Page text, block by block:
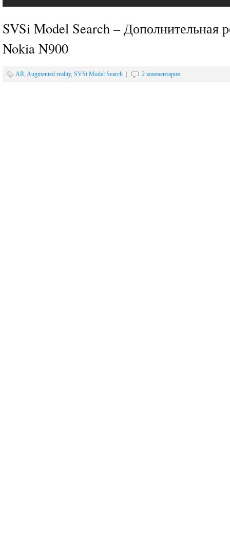
SVSi Model Search – Дополнительная
Nokia N900
AR, Augmented reality, SVSi Model Search 2 комментария